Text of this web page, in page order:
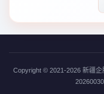
Copyright © 2021-2026 新疆企